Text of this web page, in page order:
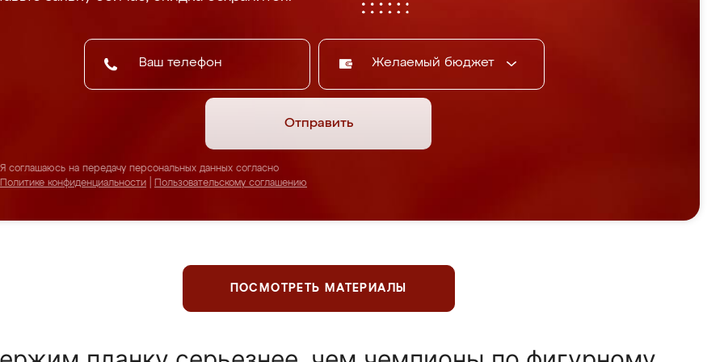
Желаемый бюджет
Отправить
Я соглашаюсь на передачу персональных данных согласно
Политике конфиденциальности
Пользовательскому соглашению
ПОСМОТРЕТЬ МАТЕРИАЛЫ